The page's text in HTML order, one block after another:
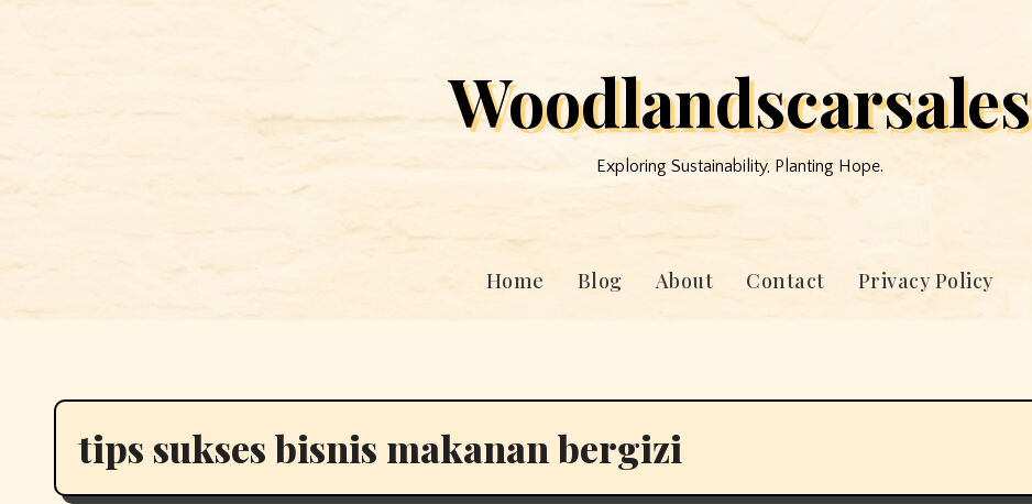
Woodlandscarsales
Exploring Sustainability, Planting Hope.
Home Blog About Contact Privacy Policy
tips sukses bisnis makanan bergizi